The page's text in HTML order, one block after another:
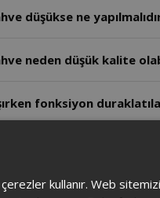
düşükse ne
neden düşük kalite
fonksiyon
yakınına
prize takılmalıdır?
kullanır. Web